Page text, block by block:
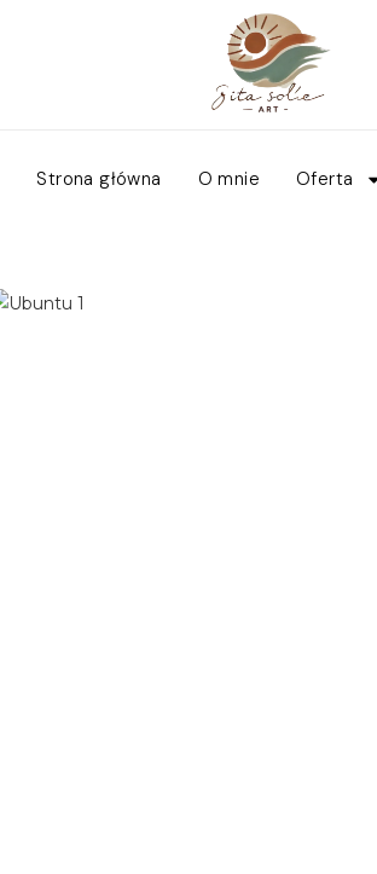
Strona główna O mnie Oferta